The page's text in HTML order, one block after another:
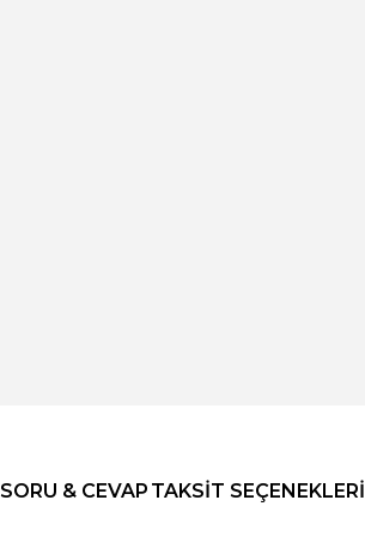
SORU & CEVAP TAKSIT SEÇENEKLERI